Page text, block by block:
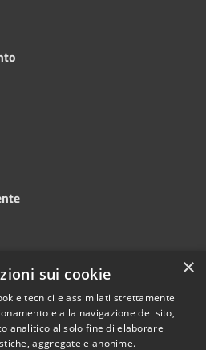
Meccanismo di feedback ×
sui cookie
tecnici e assimilati strettamente
e alla navigazione del sito,
analitico al solo fine di elaborare
aggregate e anonime.